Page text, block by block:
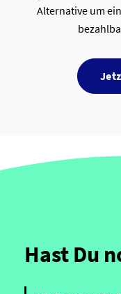
Alternative um
Hast Du